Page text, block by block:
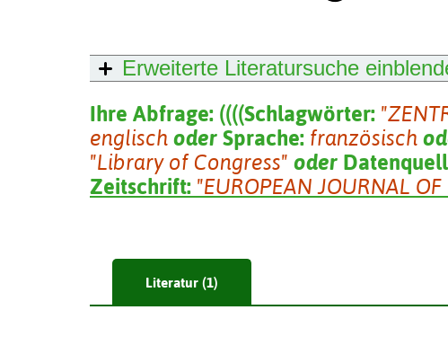
Erweiterte Literatursuche
Ihre Abfrage: ((((Schlagwörter:
englisch oder Sprache: französisch
"Library of Congress" oder
Zeitschrift: "EUROPEAN JOURNAL
Literatur (1)